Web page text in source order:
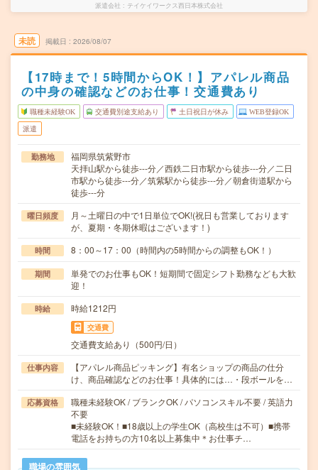
派遣会社 テイケイワークス西日本株式会社
未読 掲載日 2026/08/07
【17時まで！5時間からOK！】アパレル商品
の中身の確認などのお仕事！交通費あり
職種未経験OK 交通費別途支給あり 土日祝日が休み WEB登録OK
派遣
勤務地
福岡県筑紫野市
天拝山駅から徒歩---分／西鉄二日市駅から徒歩---分／二日
市駅から徒歩---分／筑紫駅から徒歩---分／朝倉街道駅から
徒歩---分
曜日頻度
月～土曜日の中で1日単位でOK!(祝日も営業しております
が、夏期・冬期休暇はございます！)
時間 8：00～17：00（時間内の5時間からの調整もOK！）
期間
単発でのお仕事もOK！短期間で固定シフト勤務なども大歓
迎！
時給 時給1212円
交通費
交通費支給あり（500円/日）
仕事内容
【アパレル商品ピッキング】有名ショップの商品の仕分
け、商品確認などのお仕事！具体的には…・段ボールを…
応募資格
職種未経験OK / ブランクOK / パソコンスキル不要 / 英語力
不要
■未経験OK！■18歳以上の学生OK（高校生は不可）■携帯
電話をお持ちの方10名以上募集中＊お仕事チ…
職場の雰囲気